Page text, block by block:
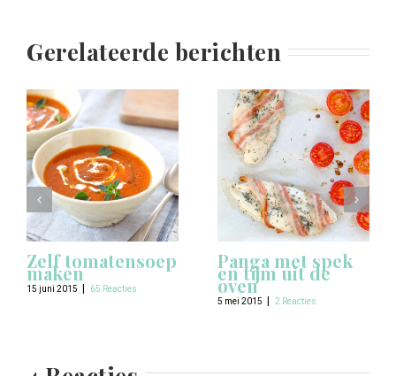
Gerelateerde berichten
Zelf tomatensoep
maken
15 juni 2015 65 Reacties
Panga met spek
en tijm uit de
oven
5 mei 2015 2 Reacties